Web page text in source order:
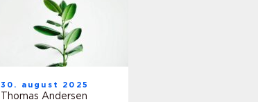
30. august 2025
Thomas Andersen